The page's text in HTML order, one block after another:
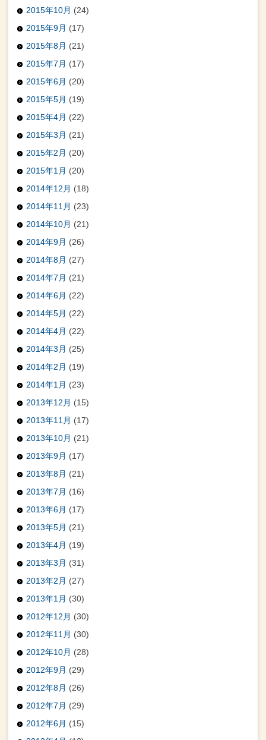
2015年10月 (24)
2015年9月 (17)
2015年8月 (21)
2015年7月 (17)
2015年6月 (20)
2015年5月 (19)
2015年4月 (22)
2015年3月 (21)
2015年2月 (20)
2015年1月 (20)
2014年12月 (18)
2014年11月 (23)
2014年10月 (21)
2014年9月 (26)
2014年8月 (27)
2014年7月 (21)
2014年6月 (22)
2014年5月 (22)
2014年4月 (22)
2014年3月 (25)
2014年2月 (19)
2014年1月 (23)
2013年12月 (15)
2013年11月 (17)
2013年10月 (21)
2013年9月 (17)
2013年8月 (21)
2013年7月 (16)
2013年6月 (17)
2013年5月 (21)
2013年4月 (19)
2013年3月 (31)
2013年2月 (27)
2013年1月 (30)
2012年12月 (30)
2012年11月 (30)
2012年10月 (28)
2012年9月 (29)
2012年8月 (26)
2012年7月 (29)
2012年6月 (15)